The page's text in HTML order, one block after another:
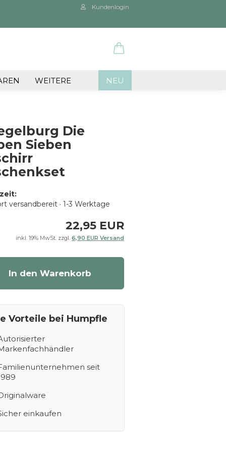
Kundenlogin
erstellen
vergessen?
NEU
WEITERE
Die
Sieben
versandbereit · 1-3 Werktage
22,95 EUR
inkl. 19% MwSt. zzgl. 6,90 EUR Versand
In den Warenkorb
Vorteile bei Humpfle
seit
einkaufen